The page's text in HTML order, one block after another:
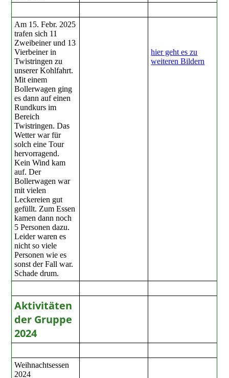
Am 15. Febr. 2025
trafen sich 11
Zweibeiner und 13
Vierbeiner in
Twistringen zu
unserer Kohlfahrt.
Mit einem
Bollerwagen ging
es dann auf einen
Rundkurs im
Bereich
Twistringen. Das
Wetter war für
solch eine Tour
hervorragend.
Kein Wind kam
auf. Der
Bollerwagen war
mit vielen
Leckereien gut
gefüllt. Zum Essen
kamen dann noch
5 Personen dazu.
Leider waren es
nicht so viele
Personen wie es
sonst der Fall war.
Schade drum.
hier geht es zu
weiteren Bildern
Aktivitäten
der Gruppe
2024
Weihnachtsessen
2024